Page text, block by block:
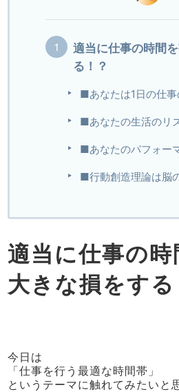
適当に仕事の時間
る！？
■あなたは1日の仕事
■あなたの生活のリ
■あなたのパフォー
■行動創造理論は脳
適当に仕事の
大きな損をする
今日は
「仕事を行う最適な時間帯」
というテーマに触れてみたいと